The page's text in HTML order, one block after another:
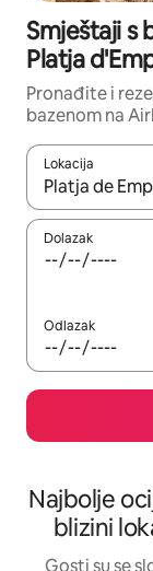
Smještaji s
Platja
Pronađite i
bazenom na
Lokacija
Kada budu
Dolazak
Odlazak
Najbolje
blizini
Gosti su se